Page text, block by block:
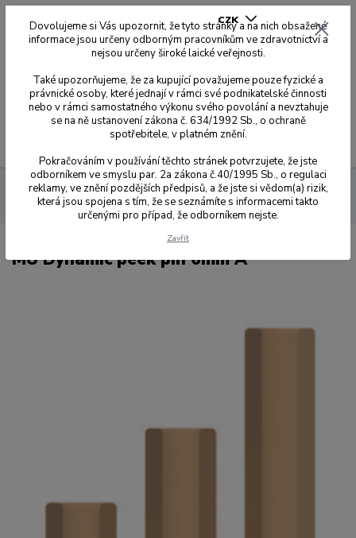
CZK
0,00 Kč
Multi-Unit DAS System Komponenty DAS Multi-Unit
MU
Dynamic peek pin 6mm A
MU Dynamic peek pin 6mm A
Dovolujeme si Vás upozornit, že tyto stránky a na nich obsažené
informace jsou určeny odborným pracovníkům ve zdravotnictví a
nejsou určeny široké laické veřejnosti.
Také upozorňujeme, že za kupující považujeme pouze fyzické a
právnické osoby, které jednají v rámci své podnikatelské činnosti
nebo v rámci samostatného výkonu svého povolání a nevztahuje
se na ně ustanovení zákona č. 634/1992 Sb., o ochraně
spotřebitele, v platném znění.
Pokračováním v používání těchto stránek potvrzujete, že jste
odborníkem ve smyslu par. 2a zákona č.40/1995 Sb., o regulaci
reklamy, ve znění pozdějších předpisů, a že jste si vědom(a) rizik,
která jsou spojena s tím, že se seznámíte s informacemi takto
určenými pro případ, že odborníkem nejste.
Zavřít